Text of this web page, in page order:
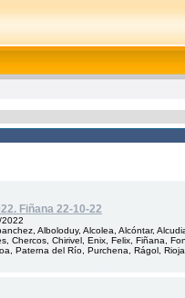
Fiñana 22-10-22
Alboloduy, Alcolea, Alcóntar,
Chercos, Chirivel, Enix, Felix, Fiñana,
Paterna del Río, Purchena, Rágol,